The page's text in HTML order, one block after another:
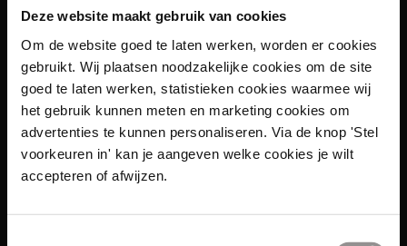
Deze website maakt gebruik van cookies
Om de website goed te laten werken, worden er cookies
gebruikt. Wij plaatsen noodzakelijke cookies om de site
goed te laten werken, statistieken cookies waarmee wij
het gebruik kunnen meten en marketing cookies om
advertenties te kunnen personaliseren. Via de knop 'Stel
voorkeuren in' kan je aangeven welke cookies je wilt
accepteren of afwijzen.